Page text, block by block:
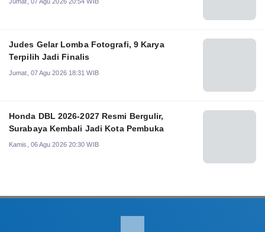
Jumat, 07 Agu 2026 20:54 WIB
Judes Gelar Lomba Fotografi, 9 Karya
Terpilih Jadi Finalis
Jumat, 07 Agu 2026 18:31 WIB
Honda DBL 2026-2027 Resmi Bergulir,
Surabaya Kembali Jadi Kota Pembuka
Kamis, 06 Agu 2026 20:30 WIB